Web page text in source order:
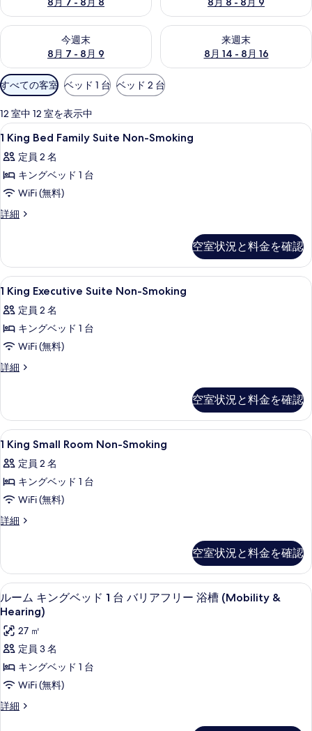
今週末
8月 7 - 8月 9
今週末 8月 7 - 8月 9 の空室状況をチェック
来週末
8月 14 - 8月 16
来週末 8月 14 - 8月 16 の空室
利
用
可
能
な
客
室
の
り
条
件
すべての客室 ベッド 1 台 ベッド 2 台
12 室中 12 室を表示中
1
King
Bed
Family
Suite
Non-
す
べ
て
の
写
真
を
す
る
高級寝具、デスク、遮光カーテン、
22
1 King Bed Family Suite Non-Smoking
定員 2 名
キングベッド 1 台
WiFi (無料)
詳細
1
Suite
Non-
Smoking
詳
細
空室状況と料金を確認
1
King
Executive
Suite
Non-
Smoking
べ
て
の
写
真
を
表
す
る
高級寝具、デスク、遮光カーテン、
18
1 King Executive Suite Non-Smoking
定員 2 名
キングベッド 1 台
WiFi (無料)
詳細
1
Non-
Smoking
の
細
空室状況と料金を確認
1
King
Small
Room
Non-
Smoking
べ
て
の
写
真
を
表
す
高級寝具、デスク、遮光カーテン、
20
1 King Small Room Non-Smoking
定員 2 名
キングベッド 1 台
WiFi (無料)
詳細
1
Non-
Smoking
の
詳
空室状況と料金を確認
ル
ー
ム
キ
ン
グ
ベ
高級寝具、デスク、遮光カーテン、
5
ルーム キングベッド 1 台 バリアフリー 浴槽 (Mobility &
Hearing)
27 ㎡
定員 3 名
キングベッド 1 台
WiFi (無料)
詳細
ル